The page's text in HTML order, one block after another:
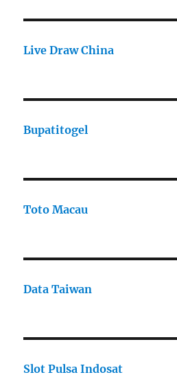
Live Draw China
Bupatitogel
Toto Macau
Data Taiwan
Slot Pulsa Indosat